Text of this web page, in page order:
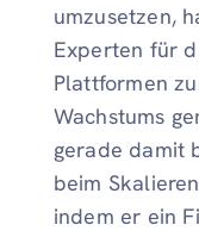
umzusetzen,
Experten für
Plattformen
Wachstums
gerade damit
beim
indem er ein